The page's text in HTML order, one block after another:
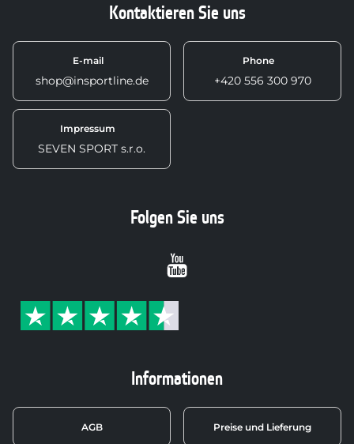
Kontaktieren Sie uns
E-mail
shop@insportline.de
Phone
+420 556 300 970
Impressum
SEVEN SPORT s.r.o.
Informationen
AGB Preise und Lieferung
Folgen Sie uns
Youtube